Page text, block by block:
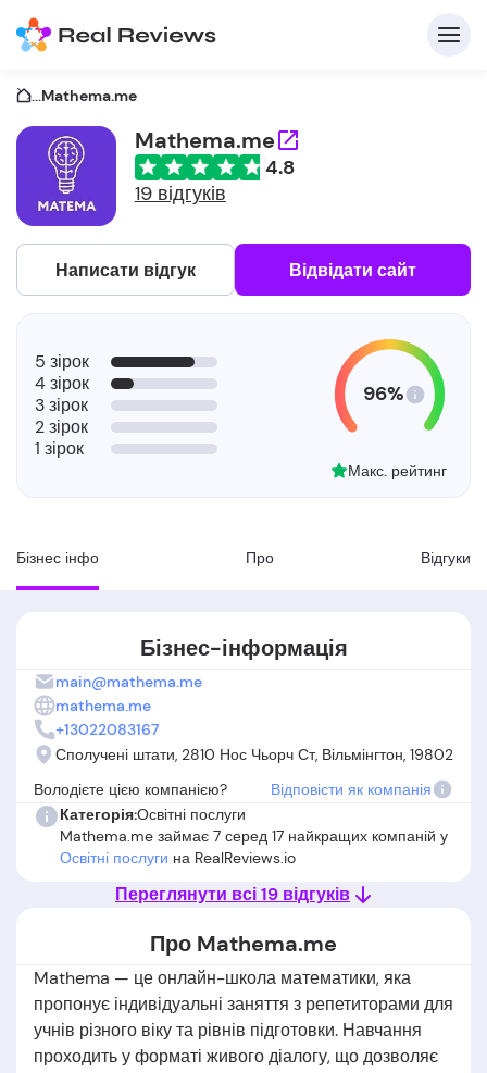
...Mathema.me
Mathema.me
4.8
19 відгуків
Написати відгук Відвідати сайт
Бізнес інфо Про Вiдгуки
5 зірок
4 зірок
3 зірок
2 зірок
1 зірок
96%
Макс. рейтинг
Бізнес-інформація
main@mathema.me
mathema.me
+13022083167
Сполучені штати, 2810 Нос Чьорч Ст, Вільмінгтон, 19802
Володієте цією компанією?
Відповісти як компанія
Категорія:Освітні послуги
Mathema.me займає 7 серед 17 найкращих компаній у
Освітні послуги на RealReviews.io
Переглянути всі 19 відгуків
Про Mathema.me
Mathema — це онлайн-школа математики, яка
пропонує індивідуальні заняття з репетиторами для
учнів різного віку та рівнів підготовки. Навчання
проходить у форматі живого діалогу, що дозволяє